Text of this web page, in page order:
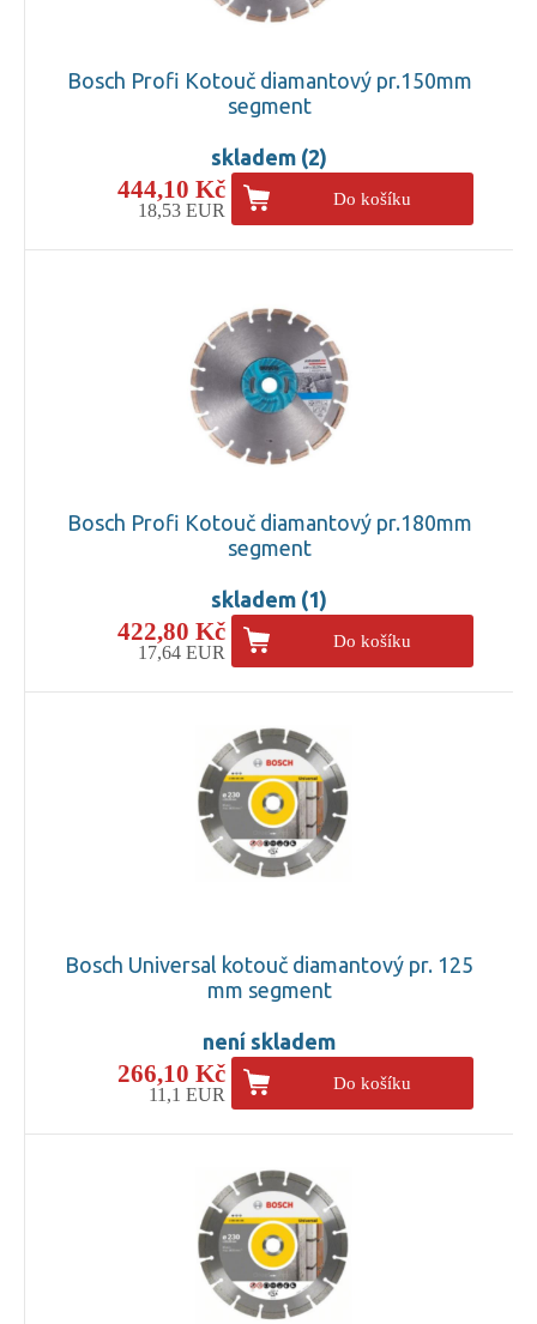
Bosch Profi Kotouč diamantový pr.150mm
segment
skladem (2)
444,10 Kč
18,53 EUR
Do košíku
Bosch Profi Kotouč diamantový pr.180mm
segment
skladem (1)
422,80 Kč
17,64 EUR
Do košíku
Bosch Universal kotouč diamantový pr. 125
mm segment
není skladem
266,10 Kč
11,1 EUR
Do košíku